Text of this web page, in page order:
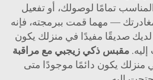
تمامًا لوصولك، أو تفعيل
— مهما قمت ببرمجته، فإنه
صديقًا مفيدًا في منزلك يكون
مقبس ذكي زيجبي مع مراقبة
منزلك يكون دائمًا موجودًا متى